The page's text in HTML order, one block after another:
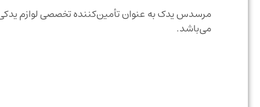
مرسدس یدک به عنوان تأمین‌کننده تخصصی لوازم یدکی
می‌باشد.